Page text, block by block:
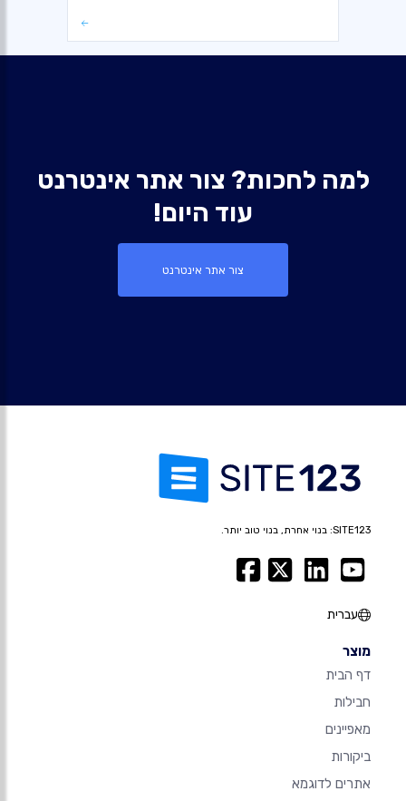
למה לחכות? צור אתר אינטרנט
עוד היום!
צור אתר אינטרנט
SITE123: בנוי אחרת, בנוי טוב יותר.
עברית
מוצר
דף הבית
חבילות
מאפיינים
ביקורות
אתרים לדוגמא